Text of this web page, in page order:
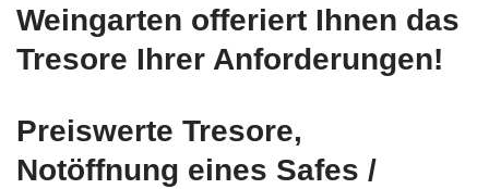
Weingarten offeriert Ihnen das
Tresore Ihrer Anforderungen!
Preiswerte Tresore,
Notöffnung eines Safes /